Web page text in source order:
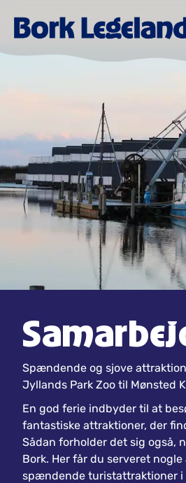
Spændende og sjove
Jyllands Park Zoo til Mønsted
En god ferie indbyder til at
fantastiske attraktioner, der
Sådan forholder det sig også,
Bork. Her får du serveret
spændende turistattraktioner